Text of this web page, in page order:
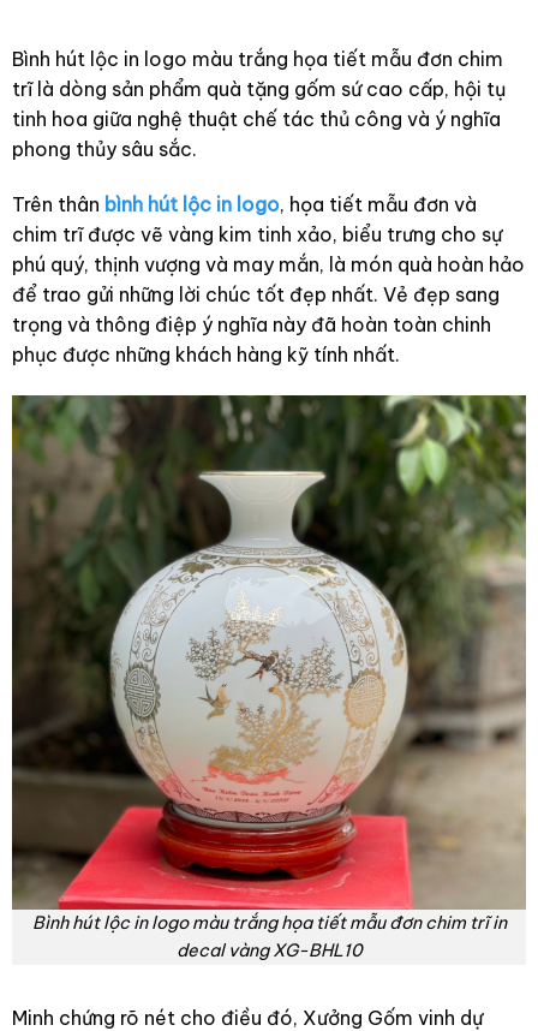
Bình hút lộc in logo màu trắng họa tiết mẫu đơn chim
trĩ là dòng sản phẩm quà tặng gốm sứ cao cấp, hội tụ
tinh hoa giữa nghệ thuật chế tác thủ công và ý nghĩa
phong thủy sâu sắc.
Trên thân bình hút lộc in logo, họa tiết mẫu đơn và
chim trĩ được vẽ vàng kim tinh xảo, biểu trưng cho sự
phú quý, thịnh vượng và may mắn, là món quà hoàn hảo
để trao gửi những lời chúc tốt đẹp nhất. Vẻ đẹp sang
trọng và thông điệp ý nghĩa này đã hoàn toàn chinh
phục được những khách hàng kỹ tính nhất.
Bình hút lộc in logo màu trắng họa tiết mẫu đơn chim trĩ in
decal vàng XG-BHL10
Minh chứng rõ nét cho điều đó, Xưởng Gốm vinh dự